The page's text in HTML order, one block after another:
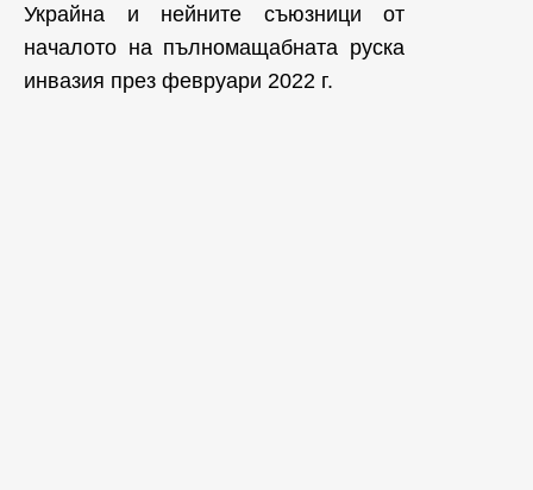
Украйна и нейните съюзници от
началото на пълномащабната руска
инвазия през февруари 2022 г.